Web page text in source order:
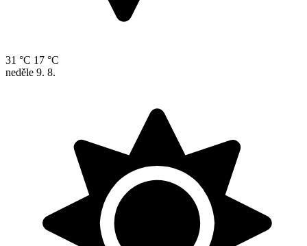
31 °C 17 °C
neděle 9. 8.